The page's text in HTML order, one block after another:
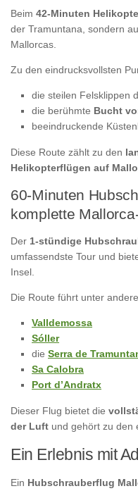
Beim 42-Minuten
der Tramuntana, sondern
Mallorcas.
Zu den eindrucksvollsten
die steilen Felsklippen
die berühmte Bucht
beeindruckende
Diese Route zählt zu den
Helikopterflügen auf
60-Minuten
komplette
Der 1-stündige
umfassendste Tour und
Insel.
Die Route führt unter
Valldemossa
Sóller
die Serra de
Sa Calobra
Port d’Andratx
Dieser Flug bietet die
der Luft und gehört zu den
Ein Erlebnis mit
Ein Hubschrauberflug